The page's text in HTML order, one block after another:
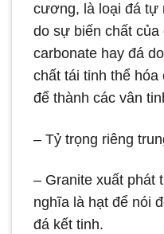
cương, là loại đá tự
do sự biến chất của
carbonate hay đá
chất tái tinh thể
để thành các vân
– Tỷ trọng riêng
– Granite xuất phát
nghĩa là hạt để nói
đá kết tinh.